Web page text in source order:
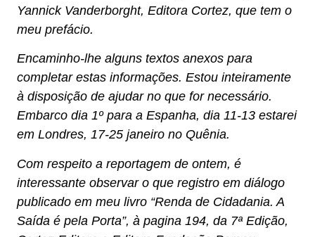
Yannick Vanderborght, Editora Cortez, que tem o
meu prefácio.
Encaminho-lhe alguns textos anexos para
completar estas informações. Estou inteiramente
à disposição de ajudar no que for necessário.
Embarco dia 1º para a Espanha, dia 11-13 estarei
em Londres, 17-25 janeiro no Quênia.
Com respeito a reportagem de ontem, é
interessante observar o que registro em diálogo
publicado em meu livro “Renda de Cidadania. A
Saída é pela Porta”, à pagina 194, da 7ª Edição,